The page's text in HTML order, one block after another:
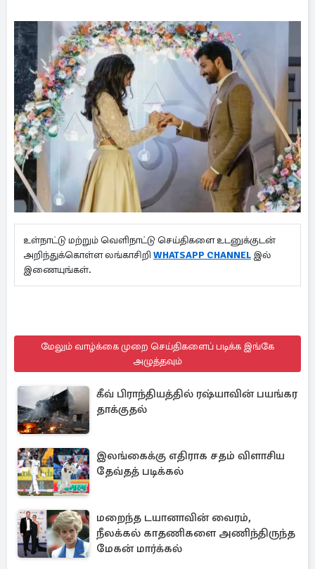
உள்நாட்டு மற்றும் வெளிநாட்டு செய்திகளை உடனுக்குடன்
அறிந்துக்கொள்ள லங்காசிறி WHATSAPP CHANNEL இல்
இணையுங்கள்.
மேலும் வாழ்க்கை முறை செய்திகளைப் படிக்க இங்கே
அழுத்தவும்
கீவ் பிராந்தியத்தில் ரஷ்யாவின் பயங்கர
தாக்குதல்
இலங்கைக்கு எதிராக சதம் விளாசிய
தேவ்தத் படிக்கல்
மறைந்த டயானாவின் வைரம்,
நீலக்கல் காதணிகளை அணிந்திருந்த
மேகன் மார்க்கல்